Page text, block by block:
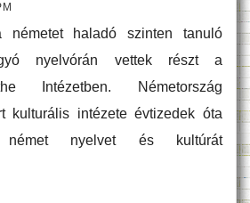
németet haladó szinten tanuló
nyelvórán vettek részt a
Intézetben. Németország
kulturális intézete évtizedek óta
német nyelvet és kultúrát